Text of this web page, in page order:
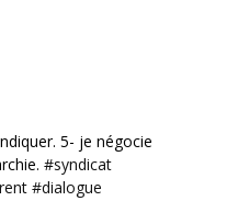
5- je négocie
#syndicat
#dialogue